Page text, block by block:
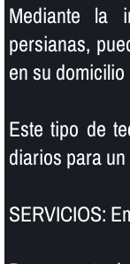
Mediante la
persianas,
en su
Este tipo de
diarios para
SERVICIOS: